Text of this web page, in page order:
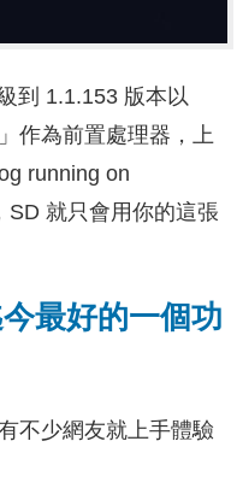
到 1.1.153 版本以
作為前置處理器，上
running on
就只會用你的這張
最好的一個功
不少網友就上手體驗